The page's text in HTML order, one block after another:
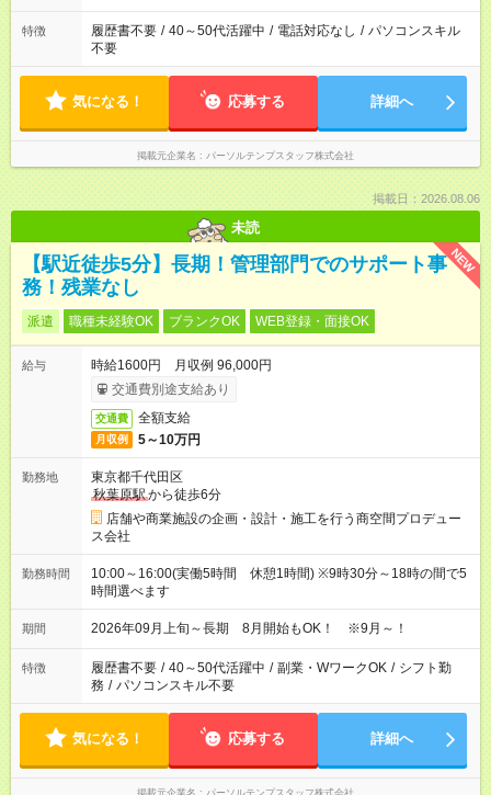
特徴 履歴書不要 / 40～50代活躍中 / 電話対応なし / パソコンスキル
不要
気になる！ 応募する 詳細へ
掲載元企業名 パーソルテンプスタッフ株式会社
掲載日：2026.08.06
未読
NEW
【駅近徒歩5分】長期！管理部門でのサポート事
務！残業なし
派遣 職種未経験OK ブランクOK WEB登録・面接OK
給与
時給1600円 月収例 96,000円
交通費別途支給あり
交通費 全額支給
月収例 5～10万円
勤務地
東京都千代田区
秋葉原駅から徒歩6分
店舗や商業施設の企画・設計・施工を行う商空間プロデュー
ス会社
勤務時間
10:00～16:00(実働5時間 休憩1時間) ※9時30分～18時の間で5
時間選べます
期間 2026年09月上旬～長期 8月開始もOK！ ※9月～！
特徴 履歴書不要 / 40～50代活躍中 / 副業・WワークOK / シフト勤
務 / パソコンスキル不要
気になる！ 応募する 詳細へ
掲載元企業名 パーソルテンプスタッフ株式会社